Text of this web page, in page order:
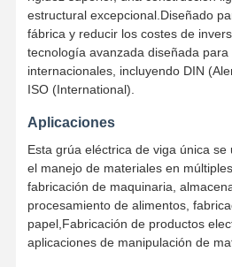
estructural excepcional.Diseñado
fábrica y reducir los costes de
tecnología avanzada diseñada para
internacionales, incluyendo DIN
ISO (International).
Aplicaciones
Esta grúa eléctrica de viga única
el manejo de materiales en
fabricación de maquinaria,
procesamiento de alimentos,
papel,Fabricación de productos
aplicaciones de manipulación de